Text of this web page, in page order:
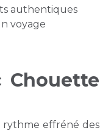
authentiques
voyage
Chouette
effréné des